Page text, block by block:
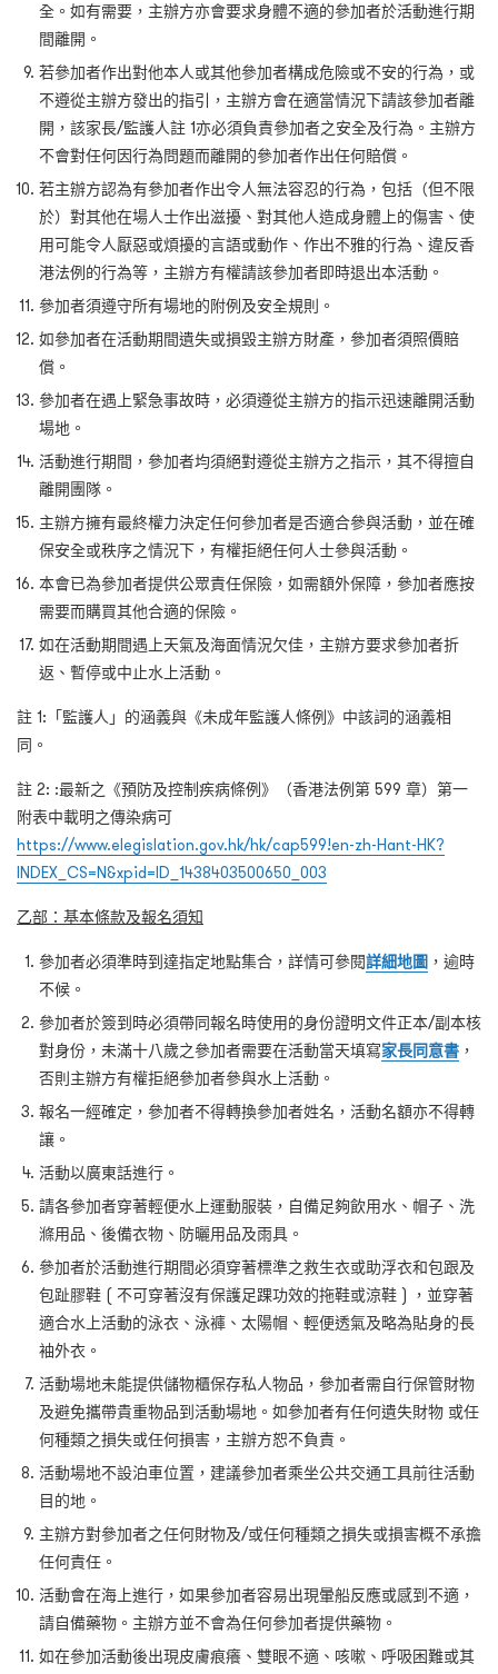
全。如有需要，主辦方亦會要求身體不適的參加者於活動進行期
間離開。
若參加者作出對他本人或其他參加者構成危險或不安的行為，或
不遵從主辦方發出的指引，主辦方會在適當情況下請該參加者離
開，該家長/監護人註 1亦必須負責參加者之安全及行為。主辦方
不會對任何因行為問題而離開的參加者作出任何賠償。
若主辦方認為有參加者作出令人無法容忍的行為，包括（但不限
於）對其他在場人士作出滋擾、對其他人造成身體上的傷害、使
用可能令人厭惡或煩擾的言語或動作、作出不雅的行為、違反香
港法例的行為等，主辦方有權請該參加者即時退出本活動。
參加者須遵守所有場地的附例及安全規則。
如參加者在活動期間遺失或損毀主辦方財產，參加者須照價賠
償。
參加者在遇上緊急事故時，必須遵從主辦方的指示迅速離開活動
場地。
活動進行期間，參加者均須絕對遵從主辦方之指示，其不得擅自
離開團隊。
主辦方擁有最終權力決定任何參加者是否適合參與活動，並在確
保安全或秩序之情況下，有權拒絕任何人士參與活動。
本會已為參加者提供公眾責任保險，如需額外保障，參加者應按
需要而購買其他合適的保險。
如在活動期間遇上天氣及海面情況欠佳，主辦方要求參加者折
返、暫停或中止水上活動。
註 1:「監護人」的涵義與《未成年監護人條例》中該詞的涵義相
同。
註 2: :最新之《預防及控制疾病條例》（香港法例第 599 章）第一
附表中載明之傳染病可
https://www.elegislation.gov.hk/hk/cap599!en-zh-Hant-HK?
INDEX_CS=N&xpid=ID_1438403500650_003
乙部：基本條款及報名須知
參加者必須準時到達指定地點集合，詳情可參閱詳細地圖 ，逾時
不候。
參加者於簽到時必須帶同報名時使用的身份證明文件正本/副本核
對身份，未滿十八歲之參加者需要在活動當天填寫家長同意書 ，
否則主辦方有權拒絕參加者參與水上活動。
報名一經確定，參加者不得轉換參加者姓名，活動名額亦不得轉
讓。
活動以廣東話進行。
請各參加者穿著輕便水上運動服裝，自備足夠飲用水、帽子、洗
滌用品、後備衣物、防曬用品及雨具。
參加者於活動進行期間必須穿著標準之救生衣或助浮衣和包跟及
包趾膠鞋 ( 不可穿著沒有保護足踝功效的拖鞋或涼鞋 ) ，並穿著
適合水上活動的泳衣、泳褲、太陽帽、輕便透氣及略為貼身的長
袖外衣。
活動場地未能提供儲物櫃保存私人物品，參加者需自行保管財物
及避免攜帶貴重物品到活動場地。如參加者有任何遺失財物 或任
何種類之損失或任何損害，主辦方恕不負責。
活動場地不設泊車位置，建議參加者乘坐公共交通工具前往活動
目的地。
主辦方對參加者之任何財物及/或任何種類之損失或損害概不承擔
任何責任。
活動會在海上進行，如果參加者容易出現暈船反應或感到不適，
請自備藥物。主辦方並不會為任何參加者提供藥物。
如在參加活動後出現皮膚痕癢、雙眼不適、咳嗽、呼吸困難或其